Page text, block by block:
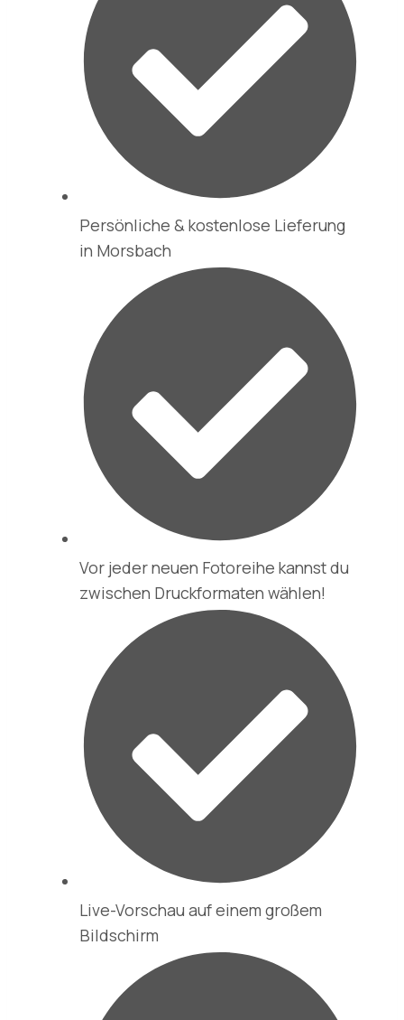
Persönliche & kostenlose Lieferung
in Morsbach
Vor jeder neuen Fotoreihe kannst du
zwischen Druckformaten wählen!
Live-Vorschau auf einem großem
Bildschirm